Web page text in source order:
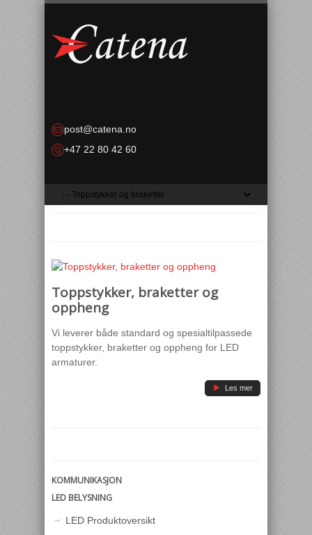
post@catena.no
+47 22 80 42 60
Toppstykker, braketter og
oppheng
Vi leverer både standard og spesialtilpassede
toppstykker, braketter og oppheng for LED
armaturer.
} Les mer
KOMMUNIKASJON
LED BELYSNING
LED Produktoversikt